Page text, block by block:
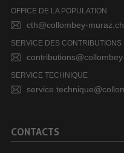
OFFICE DE LA POPULATION
cth@collombey-muraz.ch
SERVICE DES CONTRIBUTIONS
SERVICE TECHNIQUE
CONTACTS